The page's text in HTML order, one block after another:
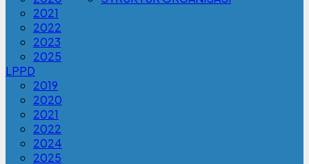
2021
2022
2023
2025
LPPD
2019
2020
2021
2022
2024
2025